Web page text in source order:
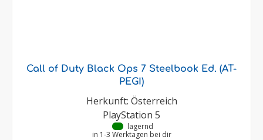
Call of Duty Black Ops 7 Steelbook Ed. (AT-
PEGI)
Herkunft: Österreich
PlayStation 5
lagernd
in 1-3 Werktagen bei dir